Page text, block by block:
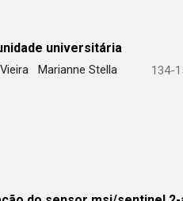
universitária
Marianne Stella
134-